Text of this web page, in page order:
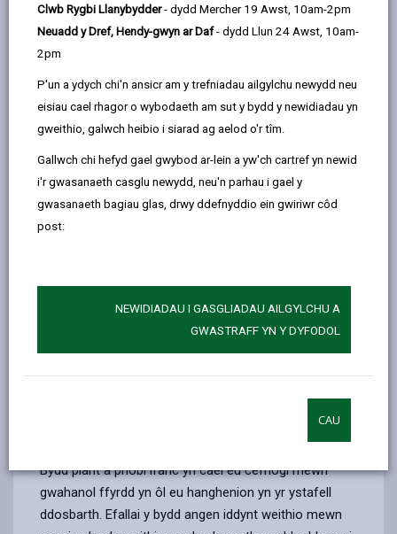
Clwb Rygbi Llanybydder- dydd Mercher 19 Awst, 10am-2pm
Neuadd y Dref, Hendy-gwyn ar Daf- dydd Llun 24 Awst, 10am-
2pm
P'un a ydych chi'n ansicr am y trefniadau ailgylchu newydd neu
eisiau cael rhagor o wybodaeth am sut y bydd y newidiadau yn
gweithio, galwch heibio i siarad ag aelod o'r tîm.
Gallwch chi hefyd gael gwybod ar-lein a yw'ch cartref yn newid
i'r gwasanaeth casglu newydd, neu'n parhau i gael y
gwasanaeth bagiau glas, drwy ddefnyddio ein gwiriwr côd
post:
NEWIDIADAU I GASGLIADAU AILGYLCHU A
GWASTRAFF YN Y DYFODOL
CAU
tab
neu gorfforol, anghenion iechyd cymhleth neu
broblemau gydag iechyd meddwl.
Mae angen i blant ag anawsterau dysgu difrifol neu
ddwys ac amryfal brofi dysgu ar lefel briodol ar eu
cyfer. Mae angen digon o gyfleoedd arnynt i ailadrodd
profiadau sy'n canolbwyntio ar ddatblygu eu sgiliau
cyfathrebu, eu sgiliau synhwyraidd, eu datblygiad
corfforol ac ystyried eu hanghenion iechyd corfforol a
meddyliol cymhleth.
Sut bydd yr ysgol yn helpu?
Dylai rhieni a gofalwyr fod yn rhan o'r gwaith o
gynllunio a diwallu anghenion y plentyn. Dylid adolygu
cynlluniau'n rheolaidd – o leiaf unwaith y flwyddyn, er y
Bydd plant a phobl ifanc yn cael eu cefnogi mewn
gwahanol ffyrdd yn ôl eu hanghenion yn yr ystafell
ddosbarth. Efallai y bydd angen iddynt weithio mewn